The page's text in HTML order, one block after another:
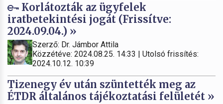
Korlátozták az ügyfelek
iratbetekintési jogát (Frissítve:
2024.09.04.) »
Szerző: Dr. Jámbor Attila
Közzétéve: 2024.08.25. 14:33 | Utolsó frissítés:
2024.10.12. 10:39
Tizenegy év után szüntették meg az
ÉTDR általános tájékoztatási felületét »